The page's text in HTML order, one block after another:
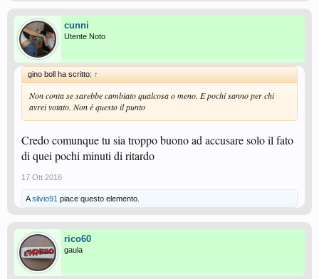
cunni
Utente Noto
gino boll ha scritto: ↑
Non conta se sarebbe cambiato qualcosa o meno. E pochi sanno per chi
avrei votato. Non è questo il punto
Credo comunque tu sia troppo buono ad accusare solo il fato
di quei pochi minuti di ritardo
17 Ott 2016
Asilvio91 piace questo elemento.
rico60
gaula